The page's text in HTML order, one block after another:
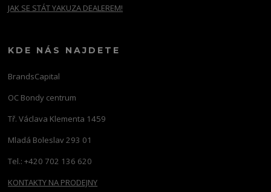
JAK SE STÁT YAKUZA DEALEREM!
KDE NÁS NAJDETE
BrandsCapital
OC Bondy centrum
Tř. Václava Klementa 1459
Mladá Boleslav 293 01
Tel.: +420 702 136 620
KONTAKTY NA PRODEJNY